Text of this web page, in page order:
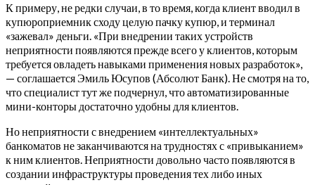
К примеру, не редки случаи, в то время, когда клиент вводил в
купюроприемник сходу целую пачку купюр, и терминал
«зажевал» деньги. «При внедрении таких устройств
неприятности появляются прежде всего у клиентов, которым
требуется овладеть навыками применения новых разработок»,
— соглашается Эмиль Юсупов (Абсолют Банк). Не смотря на то,
что специалист тут же подчернул, что автоматизированные
мини-конторы достаточно удобны для клиентов.
Но неприятности с внедрением «интеллектуальных»
банкоматов не заканчиваются на трудностях с «привыканием»
к ним клиентов. Неприятности довольно часто появляются в
создании инфраструктуры проведения тех либо иных